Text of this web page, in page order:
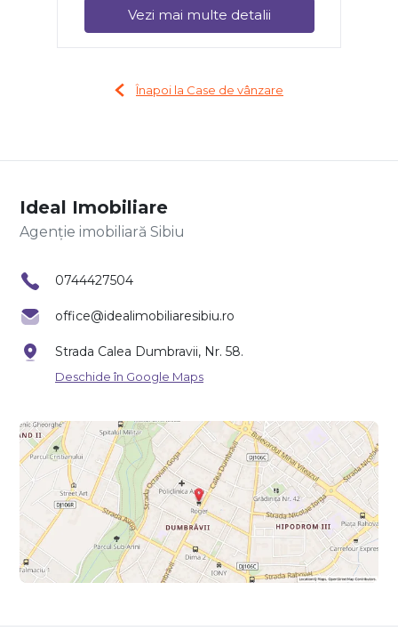
Vezi mai multe detalii
Înapoi la Case de vânzare
Ideal Imobiliare
Agenție imobiliară Sibiu
0744427504
office@idealimobiliaresibiu.ro
Strada Calea Dumbravii, Nr. 58.
Deschide în Google Maps